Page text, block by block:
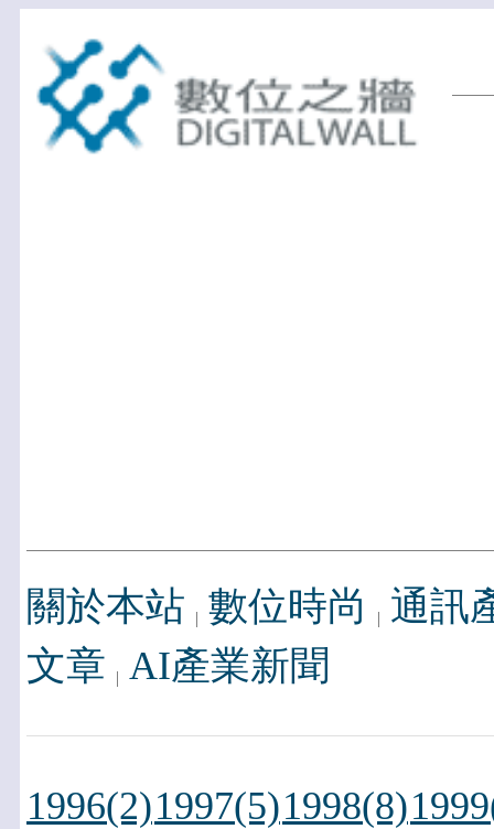
關於本站 數位時尚
通訊
文章 AI產業新聞
1996(2)1997(5)1998(8)